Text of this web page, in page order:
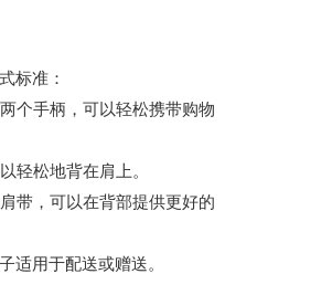
标准：
个手柄，可以轻松携带购物
轻松地背在肩上。
带，可以在背部提供更好的
适用于配送或赠送。